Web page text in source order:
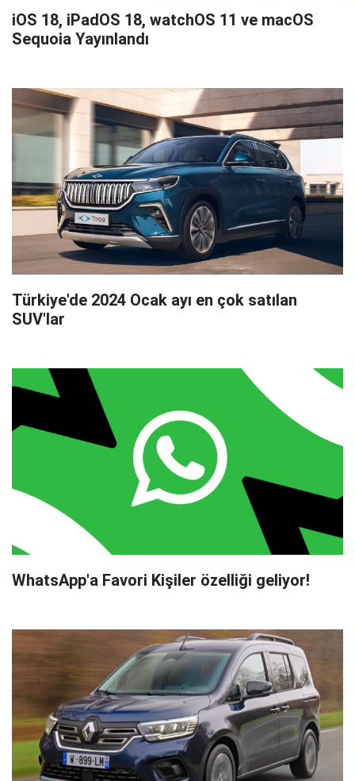
iOS 18, iPadOS 18, watchOS 11 ve macOS
Sequoia Yayınlandı
Türkiye'de 2024 Ocak ayı en çok satılan
SUV'lar
WhatsApp'a Favori Kişiler özelliği geliyor!